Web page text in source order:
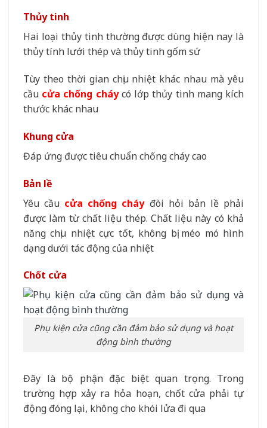
Thủy tinh
Hai loại thủy tinh thường được dùng hiện nay là
thủy tính lưới thép và thủy tinh gốm sứ
Tùy theo thời gian chịu nhiệt khác nhau mà yêu
cầu cửa chống cháycó lớp thủy tinh mang kích
thước khác nhau
Khung cửa
Đáp ứng được tiêu chuẩn chống cháy cao
Bản lề
Yêu cầu cửa chống cháyđòi hỏi bản lề phải
được làm từ chất liệu thép. Chất liệu này có khả
năng chịu nhiệt cực tốt, không bị méo mó hình
dạng dưới tác động của nhiệt
Chốt cửa
Phụ kiện cửa cũng cần đảm bảo sử dụng và hoạt
động bình thường
Đây là bộ phận đặc biệt quan trọng. Trong
trường hợp xảy ra hỏa hoạn, chốt cửa phải tự
động đóng lại, không cho khói lửa đi qua